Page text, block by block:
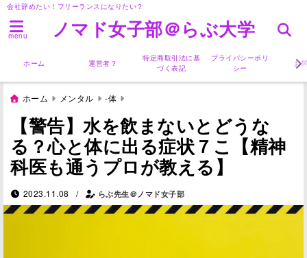
会社辞めたい！フリーランスになりたい？
menu ノマド女子部＠らぶ大学
ホーム 運営者？
特定商取引法に基
づく表記
プライバシーポリ
シー
お
ホーム メンタル -体
【警告】水を飲まないとどうな
る？心と体に出る症状７こ【精神
科医も通うプロが教える】
2023.11.08 / らぶ先生＠ノマド女子部